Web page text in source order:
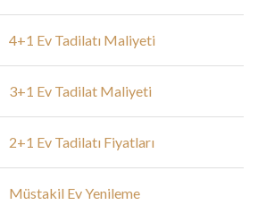
4+1 Ev Tadilatı Maliyeti
3+1 Ev Tadilat Maliyeti
2+1 Ev Tadilatı Fiyatları
Müstakil Ev Yenileme